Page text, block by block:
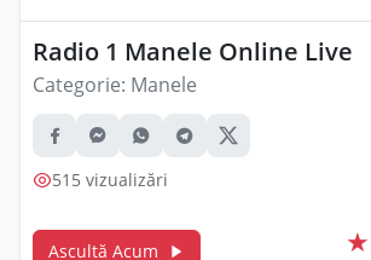
Radio 1 Manele Online Live
Categorie: Manele
515 vizualizări
Ascultă Acum ★